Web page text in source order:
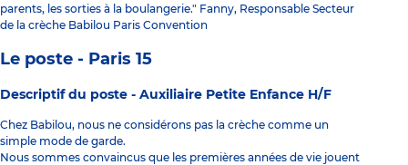
parents, les sorties à la boulangerie." Fanny, Responsable Secteur
de la crèche Babilou Paris Convention
Le poste - Paris 15
Descriptif du poste - Auxiliaire Petite Enfance H/F
Chez Babilou, nous ne considérons pas la crèche comme un
simple mode de garde.
Nous sommes convaincus que les premières années de vie jouent